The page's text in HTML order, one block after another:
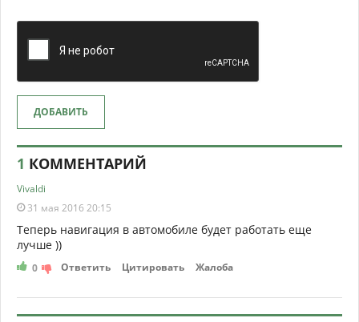
ДОБАВИТЬ
1 КОММЕНТАРИЙ
Vivaldi
31 мая 2016 20:15
Теперь навигация в автомобиле будет работать еще
лучше ))
0 Ответить Цитировать Жалоба